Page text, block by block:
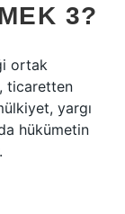
3?
ortak
ticaretten
yargı
hükümetin